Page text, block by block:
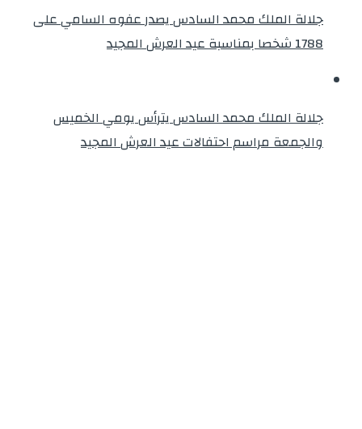
جلالة الملك محمد السادس يصدر عفوه السامي على
1788 شخصا بمناسبة عيد العرش المجيد
جلالة الملك محمد السادس يترأس يومي الخميس
والجمعة مراسم احتفالات عيد العرش المجيد